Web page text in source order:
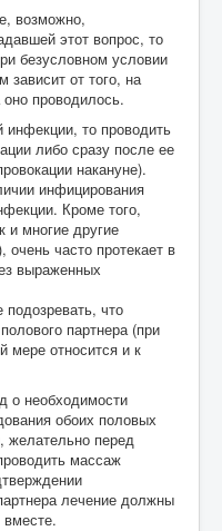
возможно,
этот вопрос, то
безусловном условии
зависит от того, на
проводилось.
инфекции, то проводить
либо сразу после ее
накануне).
инфицирования
Кроме того,
и многие другие
часто протекает в
выраженных
что
партнера (при
мере относится и к
о необходимости
обоих половых
желательно перед
массаж
лечение должны